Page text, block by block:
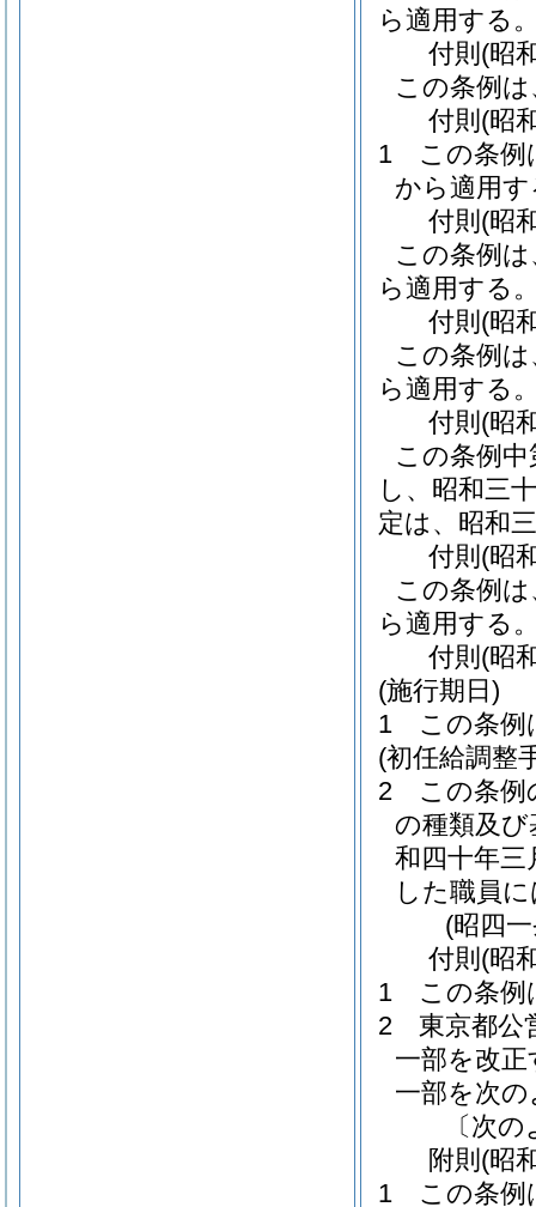
ら適用する
付則 (昭
この条例
付則 (昭
1
この条例
から適用
付則 (昭
この条例
ら適用する
付則 (昭
この条例
ら適用する
付則 (昭
この条例
し、昭和三
定は、昭和
付則 (昭
この条例
ら適用する
付則 (昭
(施行期日)
1
この条例
(初任給調整
2
この条例
の種類及
和四十年三
した職員
(昭四
付則 (昭
1
この条例
2
東京都公
一部を改
一部を次
〔次
附則 (昭
1
この条例